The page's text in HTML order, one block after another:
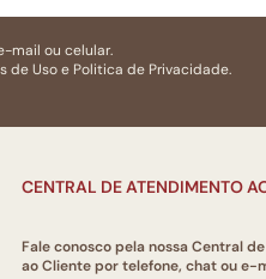
mail ou celular.
de Usoe Politica de Privacidade.
CENTRAL DE ATENDIMENTO
Fale conosco pela nossa Central
ao Cliente por telefone, chat ou e-